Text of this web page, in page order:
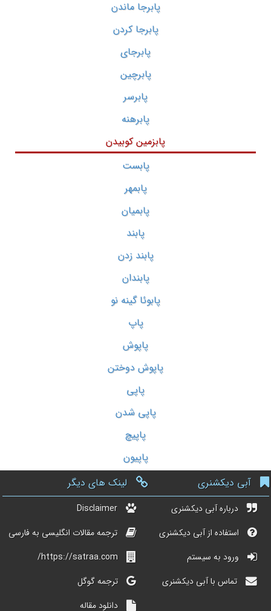
پابرجا ماندن
پابرجا کردن
پابرجای
پابرچین
پابرسر
پابرهنه
پابزمین کوبیدن
پابست
پابمهر
پابمیان
پابند
پابند زدن
پابندان
پابوئا گینه نو
پاپ
پاپوش
پاپوش دوختن
پاپی
پاپی شدن
پاپیچ
پاپیون
آبی دیکشنری
درباره آبی دیکشنری
استفاده از آبی دیکشنری
ورود به سیستم
تماس با آبی دیکشنری
لینک های دیگر
Disclaimer
ترجمه مقالات انگلیسی به فارسی
https://satraa.com/
ترجمه گوگل
دانلود مقاله